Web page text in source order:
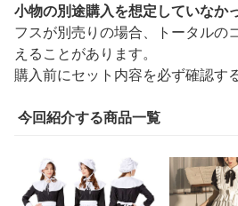
小物の別途購入を想定していなか
フスが別売りの場合、トータルの
えることがあります。
購入前にセット内容を必ず確認す
今回紹介する商品一覧